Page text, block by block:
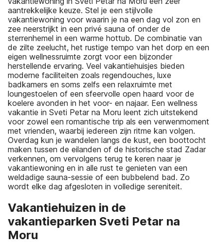
aantrekkelijke keuze. Stel je een stijlvolle
vakantiewoning voor waarin je na een dag vol zon en
zee neerstrijkt in een privé sauna of onder de
sterrenhemel in een warme hottub. De combinatie van
de zilte zeelucht, het rustige tempo van het dorp en een
eigen wellnessruimte zorgt voor een bijzonder
herstellende ervaring. Veel vakantiehuisjes bieden
moderne faciliteiten zoals regendouches, luxe
badkamers en soms zelfs een relaxruimte met
loungestoelen of een sfeervolle open haard voor de
koelere avonden in het voor- en najaar. Een wellness
vakantie in Sveti Petar na Moru leent zich uitstekend
voor zowel een romantische trip als een verwenmoment
met vrienden, waarbij iedereen zijn ritme kan volgen.
Overdag kun je wandelen langs de kust, een boottocht
maken tussen de eilanden of de historische stad Zadar
verkennen, om vervolgens terug te keren naar je
vakantiewoning en in alle rust te genieten van een
weldadige sauna-sessie of een bubbelend bad. Zo
wordt elke dag afgesloten in volledige sereniteit.
Vakantiehuizen in de
vakantieparken Sveti Petar na
Moru